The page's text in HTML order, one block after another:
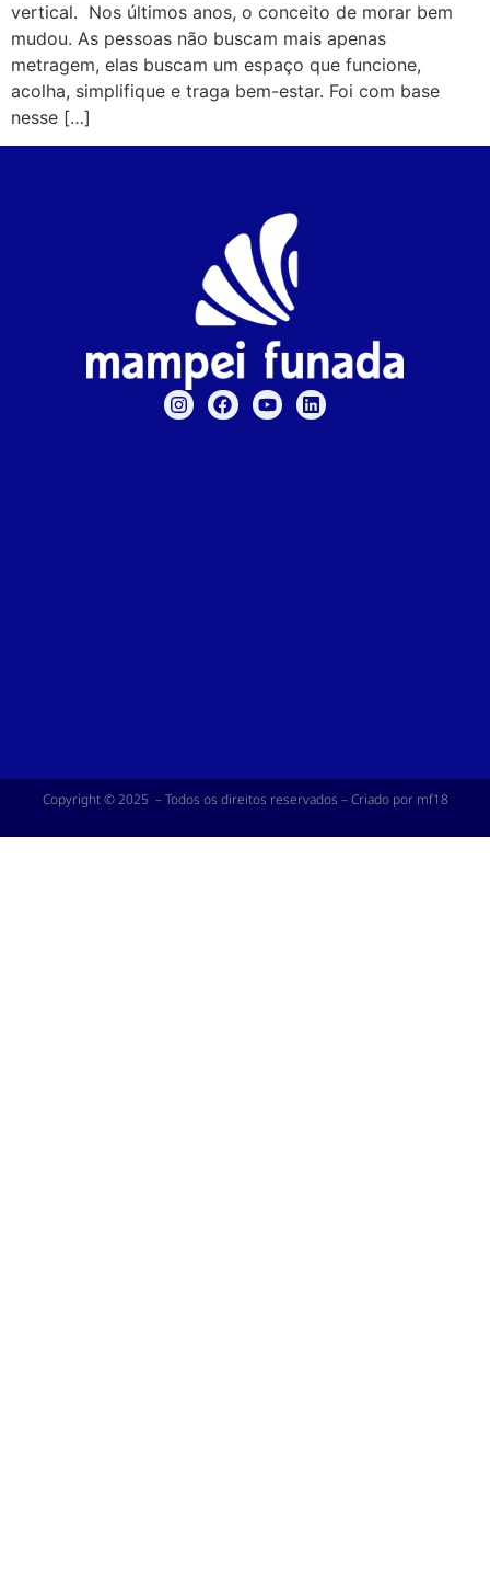
vertical. Nos últimos anos, o conceito de morar bem
mudou. As pessoas não buscam mais apenas
metragem, elas buscam um espaço que funcione,
acolha, simplifique e traga bem-estar. Foi com base
nesse […]
Copyright © 2025 – Todos os direitos reservados – Criado por mf18